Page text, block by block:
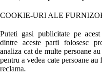
COOKIE-URI ALE
Puteti gasi publicitate pe
dintre aceste parti folosesc
analiza cat de multe persoane
pentru a vedea cate persoane
reclama.